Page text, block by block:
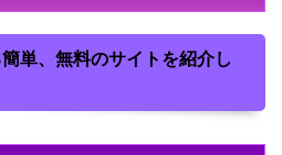
単、無料のサイトを紹介し